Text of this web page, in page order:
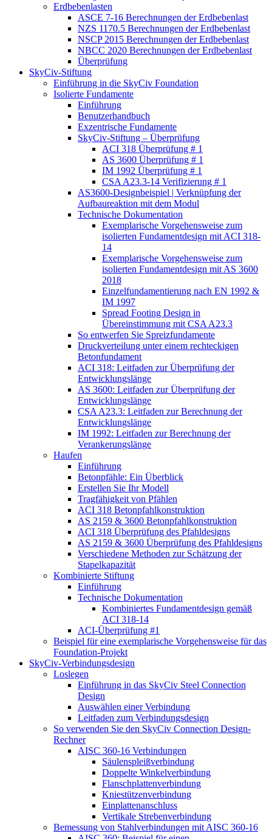
Erdbebenlasten
ASCE 7-16 Berechnungen der Erdbebenlast
NZS 1170.5 Berechnungen der Erdbebenlast
NSCP 2015 Berechnungen der Erdbebenlast
NBCC 2020 Berechnungen der Erdbebenlast
Überprüfung
SkyCiv-Stiftung
Einführung in die SkyCiv Foundation
Isolierte Fundamente
Einführung
Benutzerhandbuch
Exzentrische Fundamente
SkyCiv-Stiftung – Überprüfung
ACI 318 Überprüfung # 1
AS 3600 Überprüfung # 1
IM 1992 Überprüfung # 1
CSA A23.3-14 Verifizierung # 1
AS3600-Designbeispiel | Verknüpfung der
Aufbaureaktion mit dem Modul
Technische Dokumentation
Exemplarische Vorgehensweise zum
isolierten Fundamentdesign mit ACI 318-
14
Exemplarische Vorgehensweise zum
isolierten Fundamentdesign mit AS 3600
2018
Einzelfundamentierung nach EN 1992 &
IM 1997
Spread Footing Design in
Übereinstimmung mit CSA A23.3
So entwerfen Sie Spreizfundamente
Druckverteilung unter einem rechteckigen
Betonfundament
ACI 318: Leitfaden zur Überprüfung der
Entwicklungslänge
AS 3600: Leitfaden zur Überprüfung der
Entwicklungslänge
CSA A23.3: Leitfaden zur Berechnung der
Entwicklungslänge
IM 1992: Leitfaden zur Berechnung der
Verankerungslänge
Haufen
Einführung
Betonpfähle: Ein Überblick
Erstellen Sie Ihr Modell
Tragfähigkeit von Pfählen
ACI 318 Betonpfahlkonstruktion
AS 2159 & 3600 Betonpfahlkonstruktion
ACI 318 Überprüfung des Pfahldesigns
AS 2159 & 3600 Überprüfung des Pfahldesigns
Verschiedene Methoden zur Schätzung der
Stapelkapazität
Kombinierte Stiftung
Einführung
Technische Dokumentation
Kombiniertes Fundamentdesign gemäß
ACI 318-14
ACI-Überprüfung #1
Beispiel für eine exemplarische Vorgehensweise für das
Foundation-Projekt
SkyCiv-Verbindungsdesign
Loslegen
Einführung in das SkyCiv Steel Connection
Design
Auswählen einer Verbindung
Leitfaden zum Verbindungsdesign
So verwenden Sie den SkyCiv Connection Design-
Rechner
AISC 360-16 Verbindungen
Säulenspleißverbindung
Doppelte Winkelverbindung
Flanschplattenverbindung
Kniestützenverbindung
Einplattenanschluss
Vertikale Strebenverbindung
Bemessung von Stahlverbindungen mit AISC 360-16